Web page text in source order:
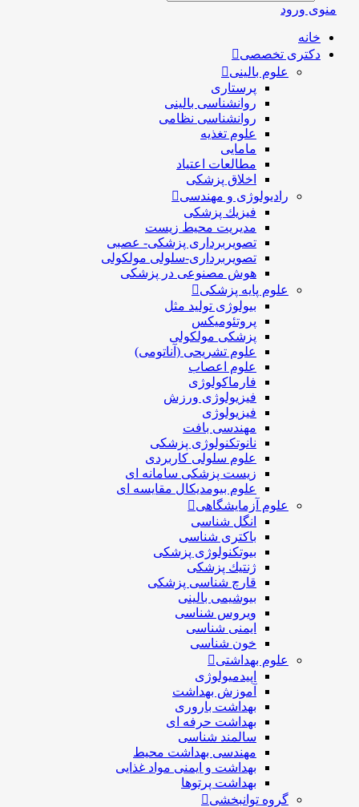
منوی ورود
خانه
دکتری تخصصی
علوم بالینی
پرستاری
روانشناسی بالینی
روانشناسی نظامی
علوم تغذیه
مامایی
مطالعات اعتیاد
اخلاق پزشکی
رادیولوژی و مهندسی
فيزيك پزشکی
مدیریت محیط زیست
تصویربرداری پزشکی- عصبی
تصویربرداری-سلولی مولکولی
هوش مصنوعی در پزشکی
علوم پایه پزشکی
بیولوژی تولید مثل
پروتئومیکس
پزشکی مولکولی
علوم تشریحی (آناتومی)
علوم اعصاب
فارماکولوژی
فیزیولوژی ورزش
فیزیولوژی
مهندسی بافت
نانوتکنولوژی پزشکی
علوم سلولی کاربردی
زیست پزشکی سامانه ای
علوم بیومدیکال مقایسه ای
علوم آزمایشگاهی
انگل شناسی
باکتری شناسی
بیوتکنولوژی پزشکی
ژنتيك پزشکی
قارچ شناسی پزشكی
بیوشیمی بالینی
ویروس شناسی
ایمنی شناسی
خون شناسی
علوم بهداشتی
اپیدمیولوژی
آموزش بهداشت
بهداشت باروری
بهداشت حرفه ای
سالمند شناسی
مهندسی بهداشت محيط
بهداشت و ایمنی مواد غذایی
بهداشت پرتوها
گروه توانبخشی